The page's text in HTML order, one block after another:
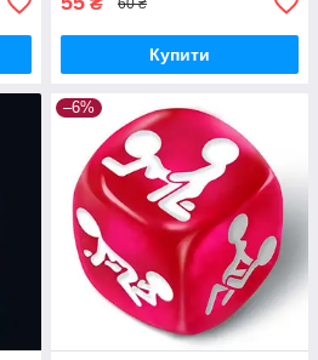
60 ₴
Купити
–6%